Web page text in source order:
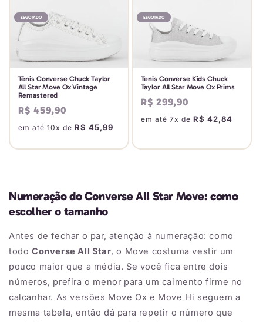
ESGOTADO
Tênis Converse Chuck Taylor
All Star Move Ox Vintage
Remastered
Preço
normal
R$ 459,90
em até 10x de R$ 45,99
ESGOTADO
Tenis Converse Kids Chuck
Taylor All Star Move Ox Prims
Preço
normal
R$ 299,90
em até 7x de R$ 42,84
Numeração do Converse All Star Move: como
escolher o tamanho
Antes de fechar o par, atenção à numeração: como
todo Converse All Star, o Move costuma vestir um
pouco maior que a média. Se você fica entre dois
números, prefira o menor para um caimento firme no
calcanhar. As versões Move Ox e Move Hi seguem a
mesma tabela, então dá para repetir o número que